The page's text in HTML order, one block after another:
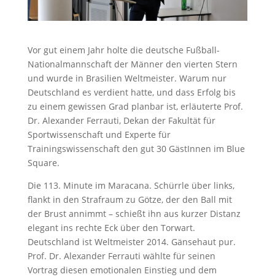
Vor gut einem Jahr holte die deutsche Fußball-
Nationalmannschaft der Männer den vierten Stern
und wurde in Brasilien Weltmeister. Warum nur
Deutschland es verdient hatte, und dass Erfolg bis
zu einem gewissen Grad planbar ist, erläuterte Prof.
Dr. Alexander Ferrauti, Dekan der Fakultät für
Sportwissenschaft und Experte für
Trainingswissenschaft den gut 30 GästInnen im Blue
Square.
Die 113. Minute im Maracana. Schürrle über links,
flankt in den Strafraum zu Götze, der den Ball mit
der Brust annimmt – schießt ihn aus kurzer Distanz
elegant ins rechte Eck über den Torwart.
Deutschland ist Weltmeister 2014. Gänsehaut pur.
Prof. Dr. Alexander Ferrauti wählte für seinen
Vortrag diesen emotionalen Einstieg und dem